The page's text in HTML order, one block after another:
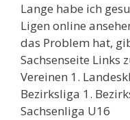
Lange habe ich
Ligen online
das Problem hat,
Sachsenseite Links
Vereinen 1.
Bezirksliga 1.
Sachsenliga U16